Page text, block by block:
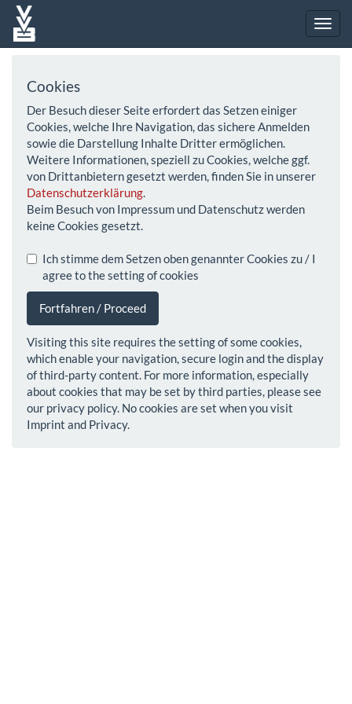
Cookies
Der Besuch dieser Seite erfordert das Setzen einiger
Cookies, welche Ihre Navigation, das sichere Anmelden
sowie die Darstellung Inhalte Dritter ermöglichen.
Weitere Informationen, speziell zu Cookies, welche ggf.
von Drittanbietern gesetzt werden, finden Sie in unserer
Datenschutzerklärung.
Beim Besuch von Impressum und Datenschutz werden
keine Cookies gesetzt.
Ich stimme dem Setzen oben genannter Cookies zu / I
agree to the setting of cookies
Fortfahren / Proceed
Visiting this site requires the setting of some cookies,
which enable your navigation, secure login and the display
of third-party content. For more information, especially
about cookies that may be set by third parties, please see
our privacy policy. No cookies are set when you visit
Imprint and Privacy.